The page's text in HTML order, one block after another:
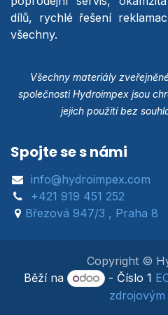
dílů, rychlé řešení
všechny.
Všechny materiály
společnosti Hydroimpex jsou
jejich použití bez
Spojte se s námi
info@hydroimpex.com
+421 919 451 252
Březová 947/3 , Praha 8
Copyright ©
Běží na
- Číslo 1
zdrojovým